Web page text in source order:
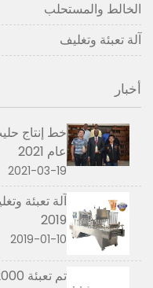
الخالط والمستحلب
آلة تعبئة وتغليف
أخبار
خط إنتاج
عام 2021
2021-03-19
آلة تعبئة
2019
2019-01-10